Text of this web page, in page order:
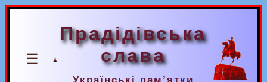
☰
Прадідівська
слава
Українські пам’ятки